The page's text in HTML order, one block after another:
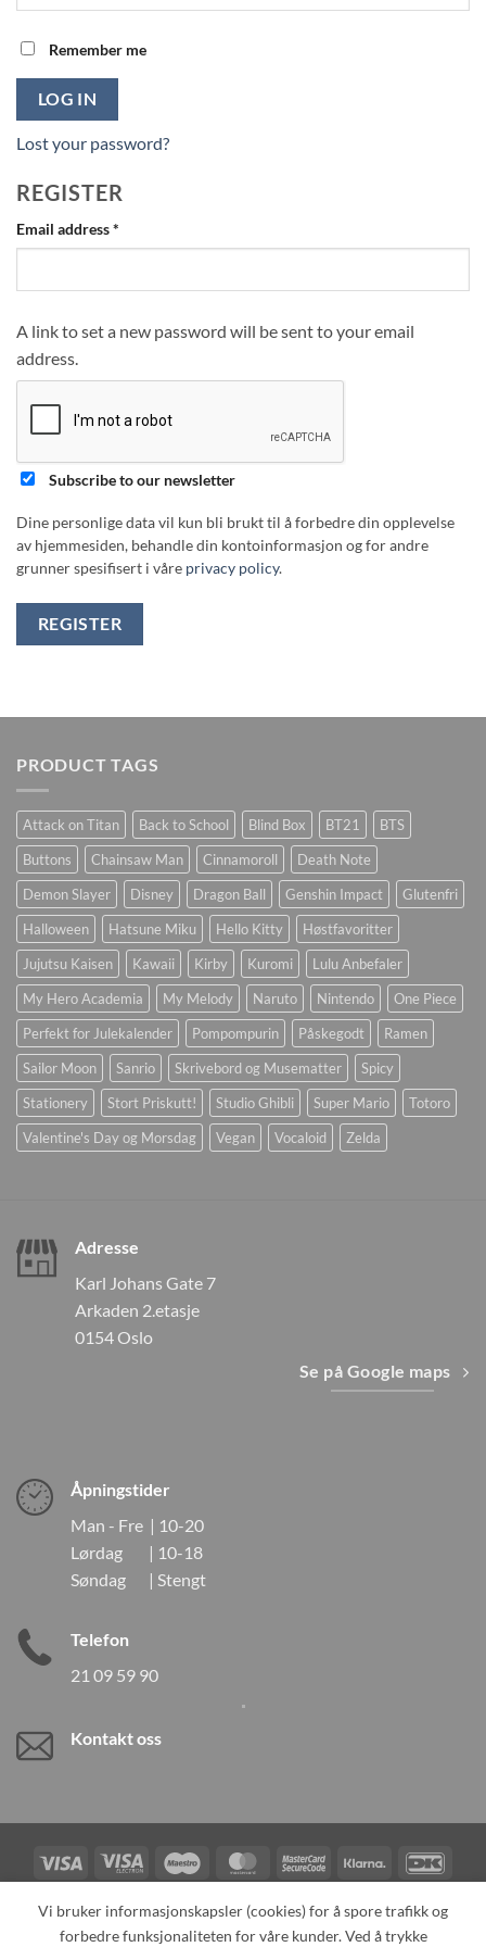
Remember me
LOG IN
Lost your password?
REGISTER
Email address*
A link to set a new password will be sent to your email
address.
Subscribe to our newsletter
Dine personlige data vil kun bli brukt til å forbedre din opplevelse
av hjemmesiden, behandle din kontoinformasjon og for andre
grunner spesifisert i våre privacy policy.
REGISTER
PRODUCT TAGS
Attack on Titan Back to School Blind Box BT21
BTS
Buttons
Chainsaw Man Cinnamoroll
Death Note
Demon Slayer
Disney Dragon Ball Genshin Impact
Glutenfri
Halloween
Hatsune Miku Hello Kitty
Høstfavoritter
Jujutsu Kaisen
Kawaii Kirby Kuromi
Lulu Anbefaler
My Hero Academia
My Melody Naruto Nintendo
One Piece
Perfekt for Julekalender
Pompompurin Påskegodt
Ramen
Sailor Moon
Sanrio Skrivebord og Musematter
Spicy
Stationery
Stort Priskutt! Studio Ghibli Super Mario
Totoro
Valentine's Day og Morsdag
Vegan Vocaloid Zelda
Adresse
Karl Johans Gate 7
Arkaden 2.etasje
0154 Oslo
Se på Google maps
Åpningstider
Man - Fre | 10-20
Lørdag | 10-18
Søndag | Stengt
Telefon
21 09 59 90
Kontakt oss
Visa
Visa
Electron
Maestro MasterCardMasterCard
2
Klarna
Card
TILBAKEKALLINGER KONTAKT OSS OM OSS
Vi bruker informasjonskapsler (cookies) for å spore trafikk og
forbedre funksjonaliteten for våre kunder. Ved å trykke